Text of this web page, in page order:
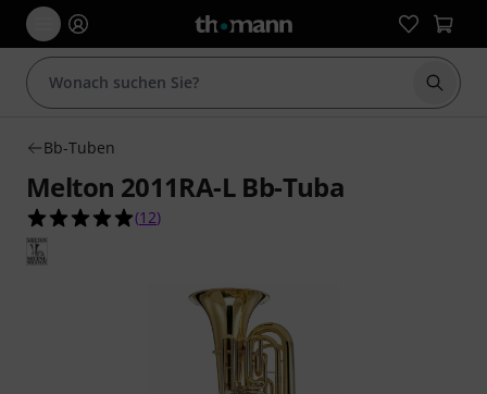
Suche
Bb-Tuben
Melton 2011RA-L Bb-Tuba
5.0 von 5 Sternen aus 12 Kundenbewertungen
(12)